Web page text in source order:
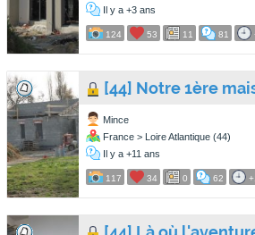
Il y a +3 ans
124 53 11 81
[44] Notre 1ère
Mince
France > Loire Atlantique (44)
Il y a +11 ans
117 34 0 62